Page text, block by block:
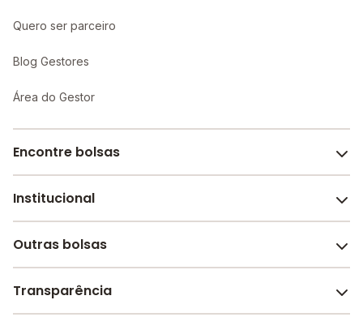
Quero ser parceiro
Blog Gestores
Área do Gestor
Encontre bolsas
Melhores escolas de São Paulo
Escolas por cidade e bairro
Institucional
Sobre o Melhor Escola
Revista Melhor Escola
Outras bolsas
Faculdades e universidades
Transparência